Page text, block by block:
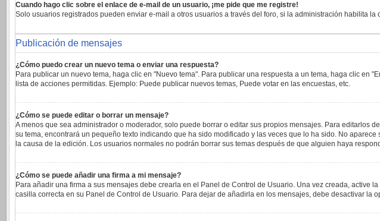
Cuando hago clic sobre el enlace de e-mail de un usuario, ¡me pide que me registre!
Solo usuarios registrados pueden enviar e-mail a otros usuarios a través del foro, si la administración habilita
Publicación de mensajes
¿Cómo puedo crear un nuevo tema o enviar una respuesta?
Para publicar un nuevo tema, haga clic en "Nuevo tema". Para publicar una respuesta a un tema, haga clic
lista de acciones permitidas. Ejemplo: Puede publicar nuevos temas, Puede votar en las encuestas, etc.
¿Cómo se puede editar o borrar un mensaje?
A menos que sea administrador o moderador, solo puede borrar o editar sus propios mensajes. Para editarlos
su tema, encontrará un pequeño texto indicando que ha sido modificado y las veces que lo ha sido. No
la causa de la edición. Los usuarios normales no podrán borrar sus temas después de que alguien haya
¿Cómo se puede añadir una firma a mi mensaje?
Para añadir una firma a sus mensajes debe crearla en el Panel de Control de Usuario. Una vez creada, active
casilla correcta en su Panel de Control de Usuario. Para dejar de añadirla en los mensajes, debe desactivar la